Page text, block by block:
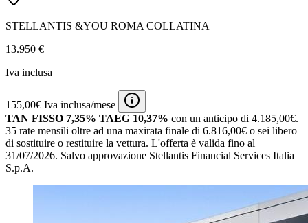
STELLANTIS &YOU ROMA COLLATINA
13.950 €
Iva inclusa
155,00€ Iva inclusa/mese
TAN FISSO 7,35% TAEG 10,37% con un anticipo di 4.185,00€.
35 rate mensili oltre ad una maxirata finale di 6.816,00€ o sei libero
di sostituire o restituire la vettura. L'offerta è valida fino al
31/07/2026. Salvo approvazione Stellantis Financial Services Italia
S.p.A.